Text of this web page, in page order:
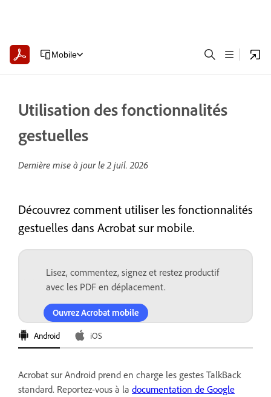
Mobile
Utilisation des fonctionnalités
gestuelles
Dernière mise à jour le2 juil. 2026
Découvrez comment utiliser les fonctionnalités
gestuelles dans Acrobat sur mobile.
Lisez, commentez, signez et restez productif
avec les PDF en déplacement.
Ouvrez Acrobat mobile
Android iOS
Acrobat sur Android prend en charge les gestes TalkBack
standard. Reportez-vous à la documentation de Google